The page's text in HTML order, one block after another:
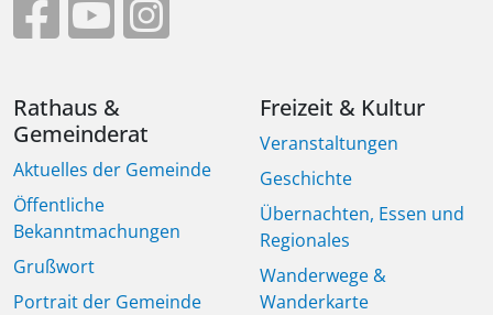
Rathaus &
Gemeinderat
Aktuelles der Gemeinde
Öffentliche
Bekanntmachungen
Grußwort
Portrait der Gemeinde
Freizeit & Kultur
Veranstaltungen
Geschichte
Übernachten, Essen und
Regionales
Wanderwege &
Wanderkarte